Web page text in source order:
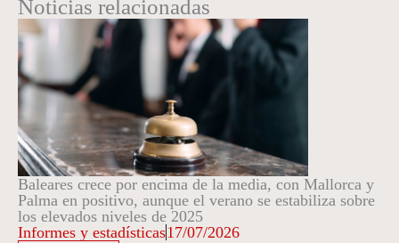
Noticias relacionadas
Baleares crece por encima de la media, con Mallorca y
Palma en positivo, aunque el verano se estabiliza sobre
los elevados niveles de 2025
Informes y estadísticas17/07/2026